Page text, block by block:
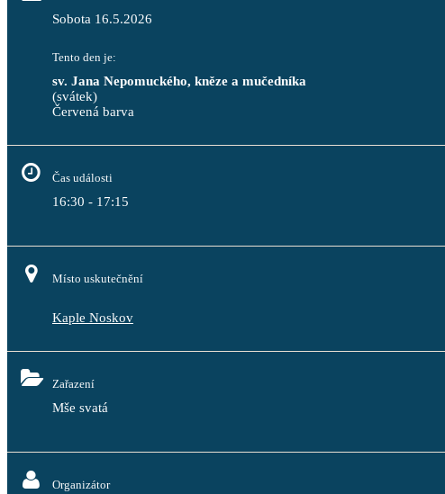
Sobota 16.5.2026
Tento den je:
sv. Jana Nepomuckého, kněze a mučedníka
(svátek)
Červená barva
Čas události
16:30 - 17:15
Místo uskutečnění
Kaple Noskov
Zařazení
Mše svatá
Organizátor